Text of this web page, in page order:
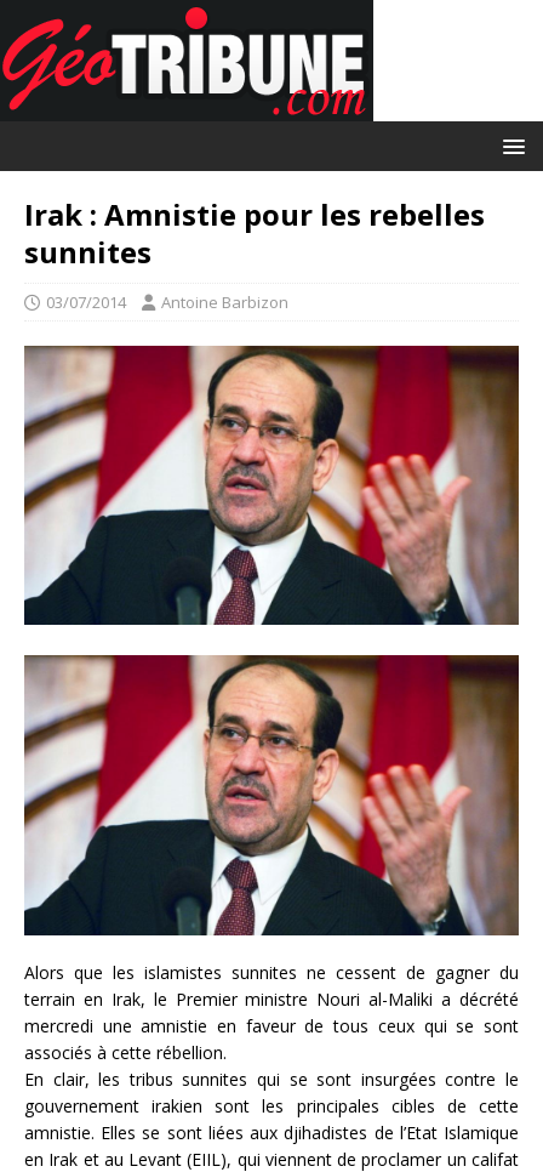
Irak : Amnistie pour les rebelles
sunnites
03/07/2014 Antoine Barbizon
Alors que les islamistes sunnites ne cessent de gagner du
terrain en Irak, le Premier ministre Nouri al-Maliki a décrété
mercredi une amnistie en faveur de tous ceux qui se sont
associés à cette rébellion.
En clair, les tribus sunnites qui se sont insurgées contre le
gouvernement irakien sont les principales cibles de cette
amnistie. Elles se sont liées aux djihadistes de l’Etat Islamique
en Irak et au Levant (EIIL), qui viennent de proclamer un califat